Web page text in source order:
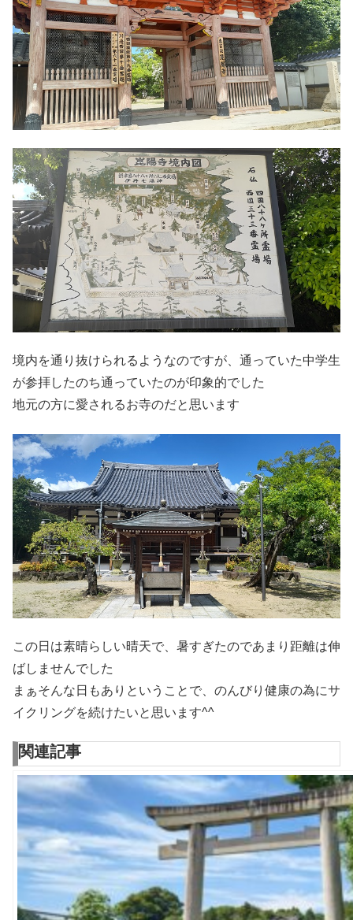
境内を通り抜けられるようなのですが、通っていた中学生
が参拝したのち通っていたのが印象的でした
地元の方に愛されるお寺のだと思います
この日は素晴らしい晴天で、暑すぎたのであまり距離は伸
ばしませんでした
まぁそんな日もありということで、のんびり健康の為にサ
イクリングを続けたいと思います^^
関連記事